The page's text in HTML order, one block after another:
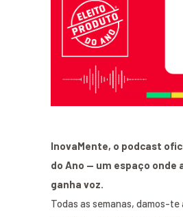
InovaMente, o podcast
do Ano — um espaço onde
ganha voz.
Todas as semanas, damos-te